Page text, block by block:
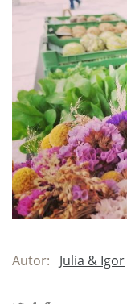
Autor: Julia & Igor